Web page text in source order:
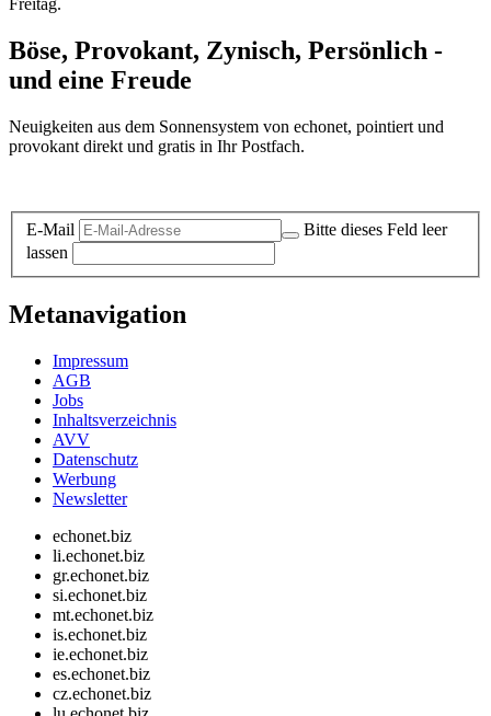
Freitag.
Böse, Provokant, Zynisch, Persönlich -
und eine Freude
Neuigkeiten aus dem Sonnensystem von echonet, pointiert und
provokant direkt und gratis in Ihr Postfach.
E-Mail
Bitte dieses Feld leer
lassen
Metanavigation
Impressum
AGB
Jobs
Inhaltsverzeichnis
AVV
Datenschutz
Werbung
Newsletter
echonet.biz
li.echonet.biz
gr.echonet.biz
si.echonet.biz
mt.echonet.biz
is.echonet.biz
ie.echonet.biz
es.echonet.biz
cz.echonet.biz